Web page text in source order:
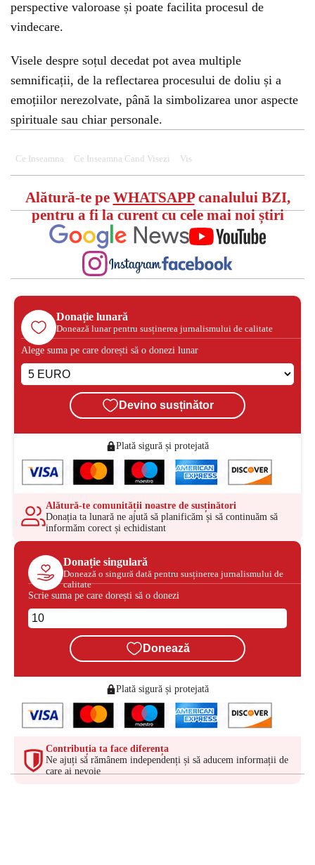
perspective valoroase și poate facilita procesul de
vindecare.
Visele despre soțul decedat pot avea multiple
semnificații, de la reflectarea procesului de doliu și a
emoțiilor nerezolvate, până la simbolizarea unor aspecte
spirituale sau chiar personale.
Ce Inseamna Ce Inseamna Cand Visezi Vis
Alătură-te pe WHATSAPPcanalului BZI,
pentru a fi la curent cu cele mai noi știri
Donație lunară
Donează lunar pentru susținerea jurnalismului de calitate
Alege suma pe care dorești să o donezi lunar
Devino susținător
Plată sigură și protejată
Alătură-te comunității noastre de susținători
Donația ta lunară ne ajută să planificăm și să continuăm să
informăm corect și echidistant
Donație singulară
Donează o singură dată pentru susținerea jurnalismului de
calitate
Scrie suma pe care dorești să o donezi
Donează
Plată sigură și protejată
Contribuția ta face diferența
Ne ajuți să rămânem independenți și să aducem informații de
care ai nevoie